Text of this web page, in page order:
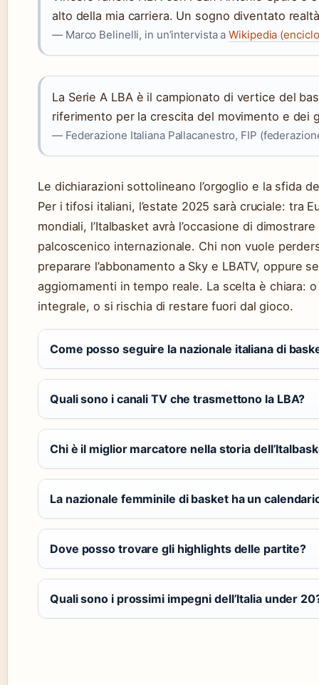
alto della mia carriera. Un sogno diventato
— Marco Belinelli, in un’intervista aWikipedia
La Serie A LBA è il campionato di vertice del
riferimento per la crescita del movimento e dei
— Federazione Italiana Pallacanestro, FIP
Le dichiarazioni sottolineano l’orgoglio e la sfida
Per i tifosi italiani, l’estate 2025 sarà cruciale: tra
mondiali, l’Italbasket avrà l’occasione di
palcoscenico internazionale. Chi non vuole
preparare l’abbonamento a Sky e LBATV, oppure
aggiornamenti in tempo reale. La scelta è chiara:
integrale, o si rischia di restare fuori dal gioco.
Come posso seguire la nazionale italiana di
Quali sono i canali TV che trasmettono la LBA?
Chi è il miglior marcatore nella storia
La nazionale femminile di basket ha un
Dove posso trovare gli highlights delle partite?
Quali sono i prossimi impegni dell’Italia under